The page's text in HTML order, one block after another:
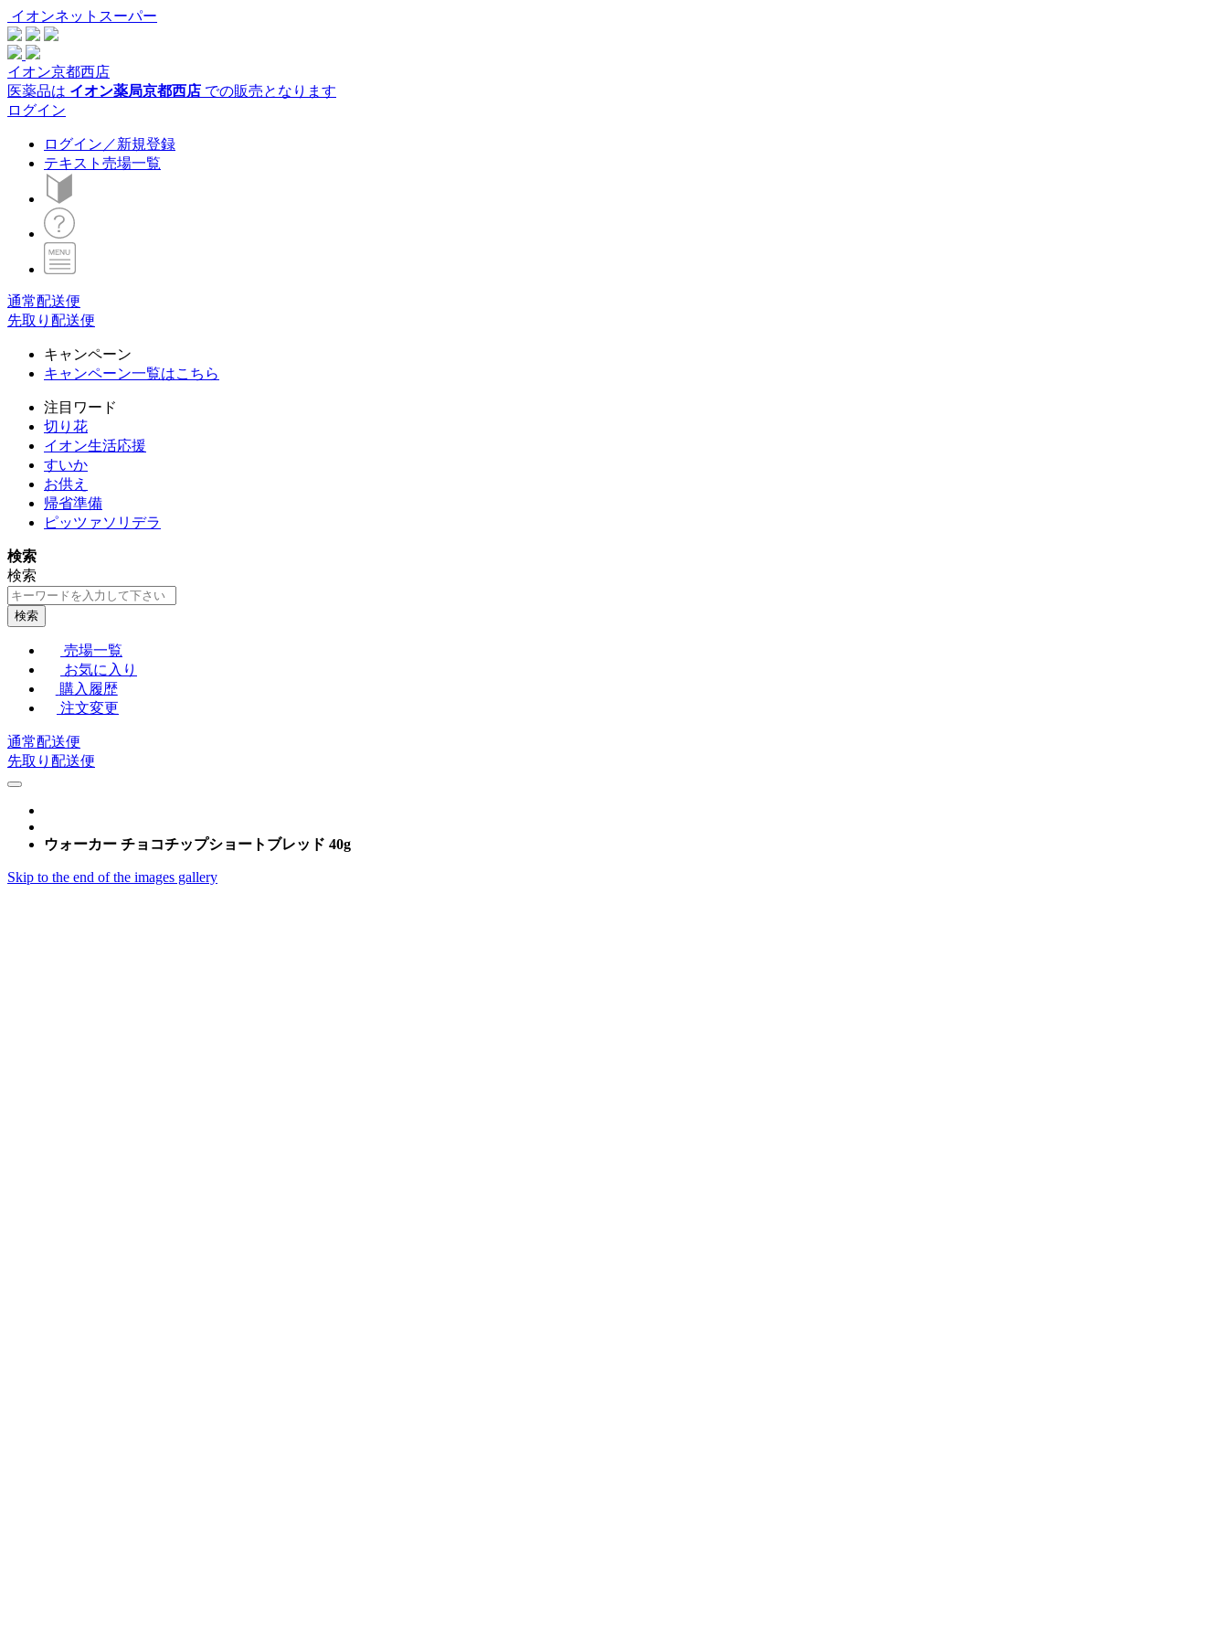
イオンネットスーパー
イオン京都西店
医薬品は イオン薬局京都西店 での販売となります
ログイン
ログイン／新規登録
テキスト売場一覧
通常配送便
先取り配送便
キャンペーン
キャンペーン一覧はこちら
注目ワード
切り花
イオン生活応援
すいか
お供え
帰省準備
ピッツァソリデラ
検索
検索
検索
売場一覧
お気に入り
購入履歴
注文変更
通常配送便
先取り配送便
ウォーカー チョコチップショートブレッド 40g
Skip to the end of the images gallery